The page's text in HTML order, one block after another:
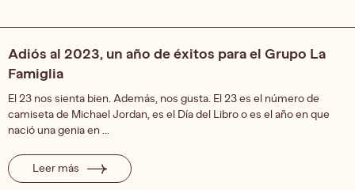
Adiós al 2023, un año de éxitos para el Grupo La
Famiglia
El 23 nos sienta bien. Además, nos gusta. El 23 es el número de
camiseta de Michael Jordan, es el Día del Libro o es el año en que
nació una genia en ...
Leer más